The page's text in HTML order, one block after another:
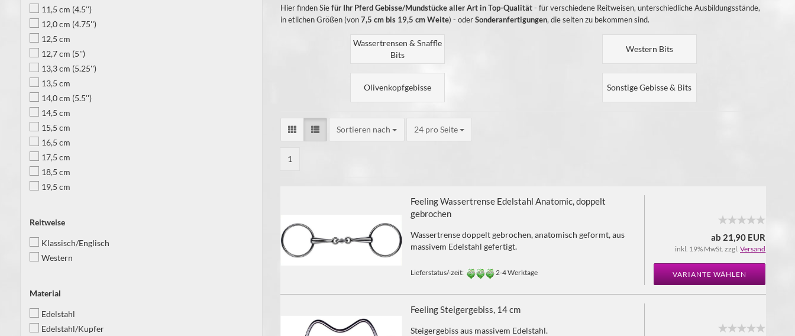
Passwort vergessen?
Hier finden Siefür Ihr Pferd Gebisse/Mundstücke aller Art in Top-Qualität- für verschiedene Reitweisen, unterschiedliche Ausbildungsstände,
in etlichen Größen (von7,5 cm bis 19,5 cm Weite) - oderSonderanfertigungen, die selten zu bekommen sind.
Wassertrensen & Snaffle
Bits
Western Bits
Olivenkopfgebisse Sonstige Gebisse & Bits
Sortieren nach 24 pro Seite
1
Feeling Wassertrense Edelstahl Anatomic, doppelt
gebrochen
Wassertrense doppelt gebrochen, anatomisch geformt, aus
massivem Edelstahl gefertigt.
Lieferstatus/-zeit: 2-4 Werktage
ab 21,90 EUR
inkl. 19% MwSt. zzgl.Versand
VARIANTE WÄHLEN
Feeling Steigergebiss, 14 cm
Steigergebiss aus massivem Edelstahl.
11,5 cm (4.5'')
12,0 cm (4.75'')
12,5 cm
12,7 cm (5'')
13,3 cm (5.25'')
13,5 cm
14,0 cm (5.5'')
14,5 cm
15,5 cm
16,5 cm
17,5 cm
18,5 cm
19,5 cm
Reitweise
Klassisch/Englisch
Western
Material
Edelstahl
Edelstahl/Kupfer